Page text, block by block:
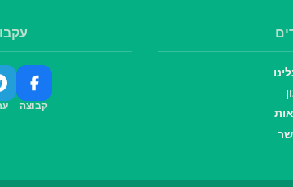
קבוצה